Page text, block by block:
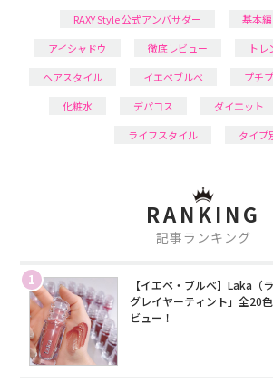
RAXY Style 公式アンバサダー
基本編
アイシャドウ
徹底レビュー トレ
ヘアスタイル
イエベブルベ プチ
化粧水
デパコス ダイエット
ライフスタイル
タイプ
RANKING
記事ランキング
1
【イエベ・ブルベ】Laka（
グレイヤーティント」全20
ビュー！